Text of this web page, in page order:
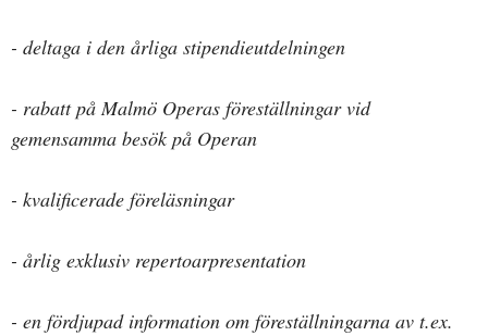
- deltaga i den årliga stipendieutdelningen
- rabatt på Malmö Operas föreställningar vid
gemensamma besök på Operan
- kvalificerade föreläsningar
- årlig exklusiv repertoarpresentation
- en fördjupad information om föreställningarna av t.ex.